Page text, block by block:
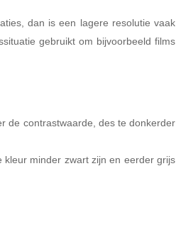
dan is een lagere resolutie vaak
gebruikt om bijvoorbeeld films
de contrastwaarde, des te donkerder
minder zwart zijn en eerder grijs